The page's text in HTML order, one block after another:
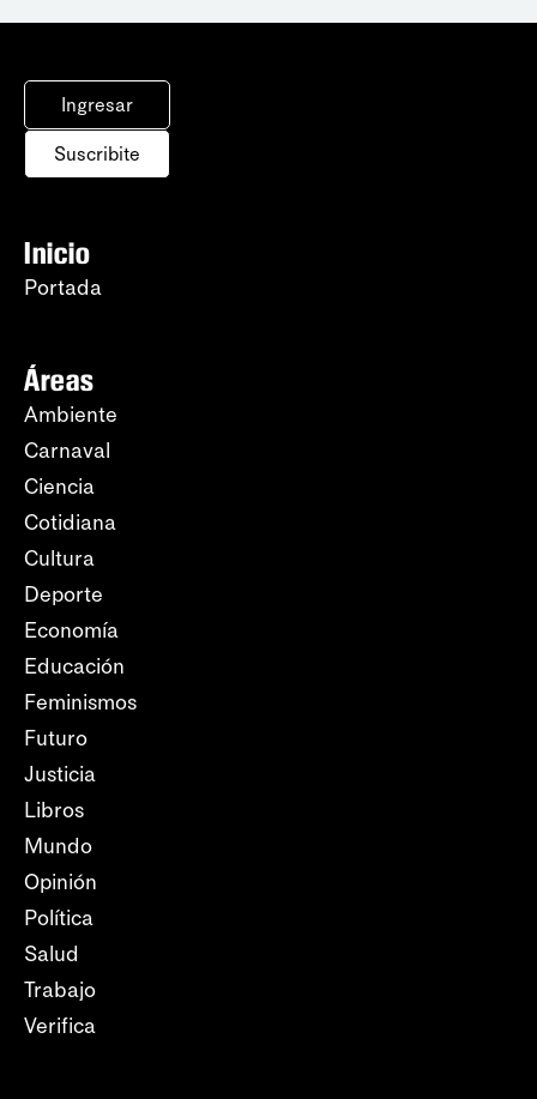
Ingresar
Suscribite
Inicio
Portada
Áreas
Ambiente
Carnaval
Ciencia
Cotidiana
Cultura
Deporte
Economía
Educación
Feminismos
Futuro
Justicia
Libros
Mundo
Opinión
Política
Salud
Trabajo
Verifica